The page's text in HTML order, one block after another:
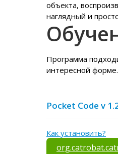
объекта,
наглядный и
Программа
интересной форме.
Pocket Code v
Как установить?